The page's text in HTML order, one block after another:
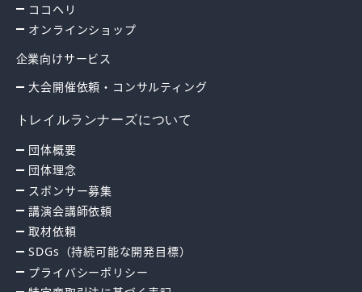
ココヘリ
オンラインショップ
企業向けサービス
大会開催依頼・コンサルティング
トレイルランナーズについて
団体概要
団体理念
スポンサー募集
講演会講師依頼
取材依頼
SDGs（持続可能な開発目標）
プライバシーポリシー